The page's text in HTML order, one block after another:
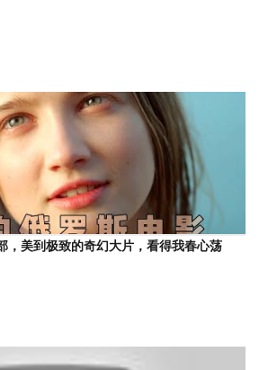
，美到极致的奇幻大片，看得我春心荡